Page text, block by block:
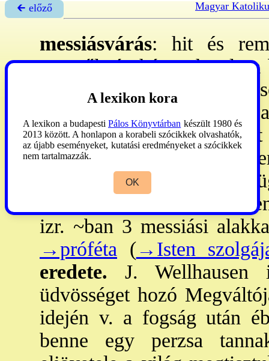
🡰 előző Magyar
messiásvárás: hit és
Istentől ráruházott
üdvösséget hoz az
) egyik
a mostani→eónvégét
pontosabban az egész
(kozmosz) sorsa is ettől
szokták nevezni; ez
izr. ~ban 3 messiási
→próféta (→Isten
eredete. J. Wellhausen
üdvösséget hozó
idején v. a fogság után
benne egy perzsa
A lexikon kora
A lexikon a budapesti Pálos Könyvtárban készült 1980 és
2013 között. A honlapon a korabeli szócikkek olvashatók,
az újabb eseményeket, kutatási eredményeket a szócikkek
nem tartalmazzák.
OK